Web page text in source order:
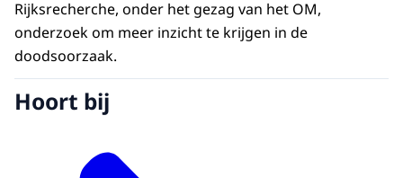
Rijksrecherche, onder het gezag van het OM,
onderzoek om meer inzicht te krijgen in de
doodsoorzaak.
Hoort bij